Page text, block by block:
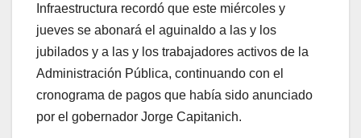
Infraestructura recordó que este miércoles y
jueves se abonará el aguinaldo a las y los
jubilados y a las y los trabajadores activos de la
Administración Pública, continuando con el
cronograma de pagos que había sido anunciado
por el gobernador Jorge Capitanich.